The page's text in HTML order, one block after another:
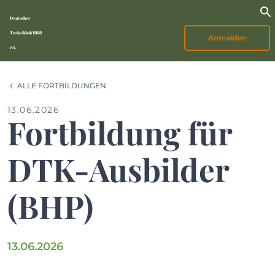
Deutscher
Teckelklub 1888
e.V.
Anmelden
ALLE FORTBILDUNGEN
13.06.2026
Fortbildung für
DTK-Ausbilder
(BHP)
13.06.2026